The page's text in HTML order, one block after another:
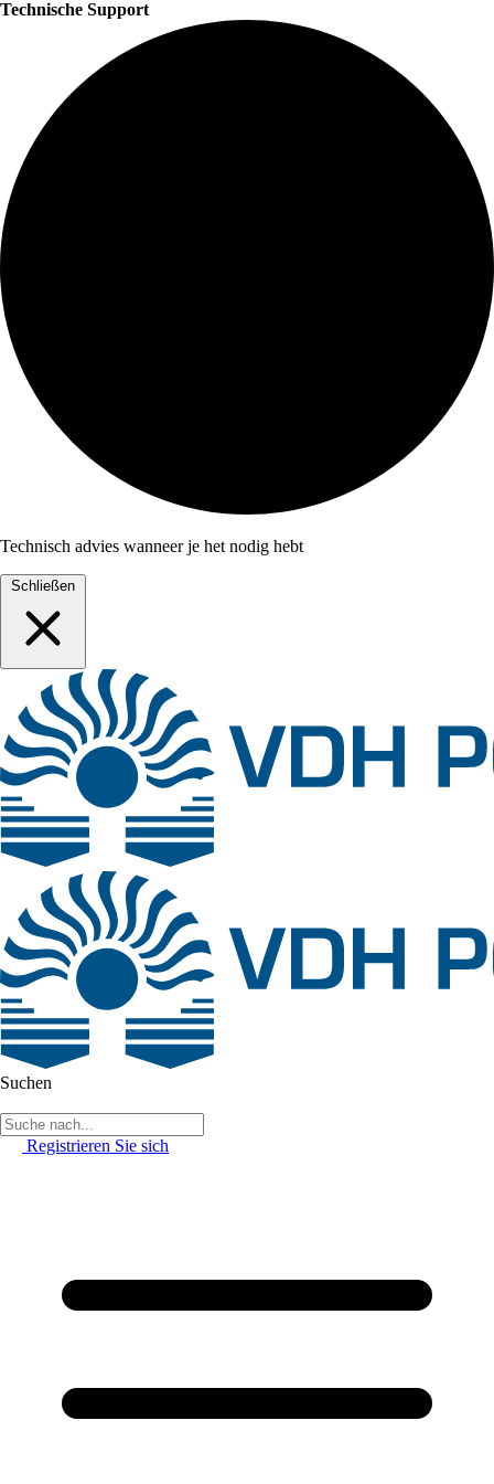
Technische Support
Technisch advies wanneer je het nodig hebt
Schließen
Suchen
Registrieren Sie sich